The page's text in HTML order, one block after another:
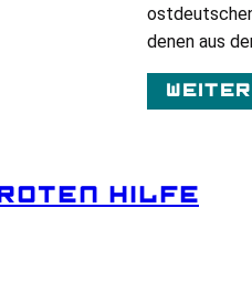
denen aus
ROTEN HILFE